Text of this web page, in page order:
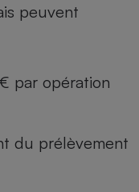
peuvent
par opération
du prélèvement